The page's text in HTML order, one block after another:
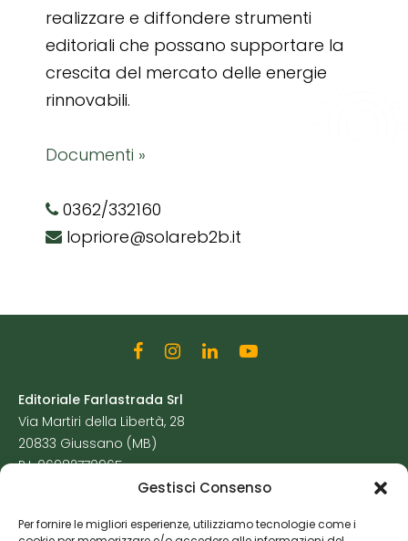
Gestisci Consenso
Per fornire le migliori esperienze, utilizziamo tecnologie come i
realizzare e diffondere strumenti
editoriali che possano supportare la
crescita del mercato delle energie
rinnovabili.
Documenti »
0362/332160
lopriore@solareb2b.it
Editoriale Farlastrada Srl
Via Martiri della Libertà, 28
20833 Giussano (MB)
P.I. 06982770965
Cookie Policy